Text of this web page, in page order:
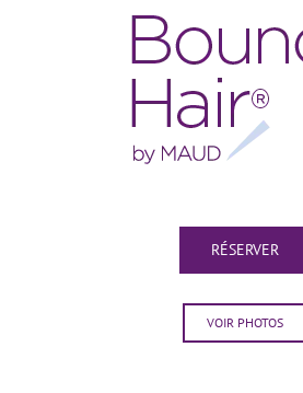
RÉSERVER
VOIR PHOTOS